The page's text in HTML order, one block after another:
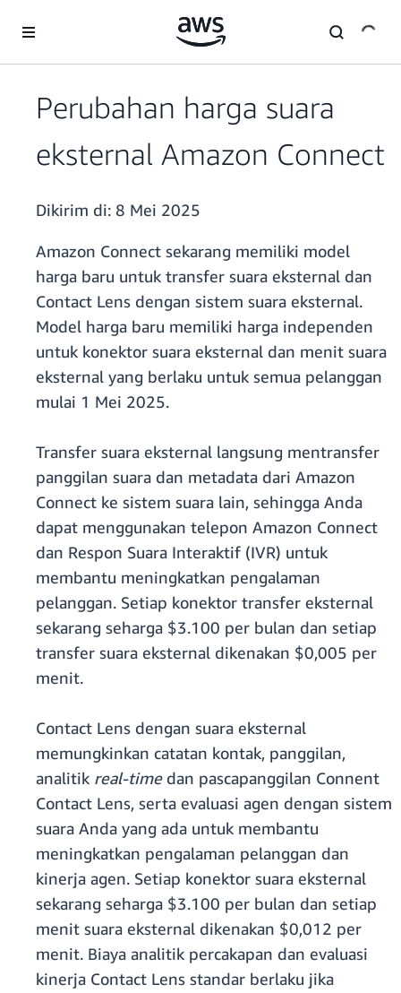
Perubahan harga suara
eksternal Amazon Connect
Dikirim di: 8 Mei 2025
Amazon Connect sekarang memiliki model
harga baru untuk transfer suara eksternal dan
Contact Lens dengan sistem suara eksternal.
Model harga baru memiliki harga independen
untuk konektor suara eksternal dan menit suara
eksternal yang berlaku untuk semua pelanggan
mulai 1 Mei 2025.
Transfer suara eksternal langsung mentransfer
panggilan suara dan metadata dari Amazon
Connect ke sistem suara lain, sehingga Anda
dapat menggunakan telepon Amazon Connect
dan Respon Suara Interaktif (IVR) untuk
membantu meningkatkan pengalaman
pelanggan. Setiap konektor transfer eksternal
sekarang seharga $3.100 per bulan dan setiap
transfer suara eksternal dikenakan $0,005 per
menit.
Contact Lens dengan suara eksternal
memungkinkan catatan kontak, panggilan,
analitik real-timedan pascapanggilan Connent
Contact Lens, serta evaluasi agen dengan sistem
suara Anda yang ada untuk membantu
meningkatkan pengalaman pelanggan dan
kinerja agen. Setiap konektor suara eksternal
sekarang seharga $3.100 per bulan dan setiap
menit suara eksternal dikenakan $0,012 per
menit. Biaya analitik percakapan dan evaluasi
kinerja Contact Lens standar berlaku jika